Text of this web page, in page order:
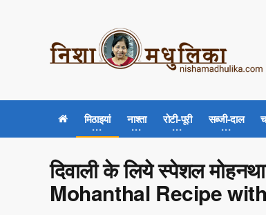
मिठाइयां नाश्ता रोटी-पूरी सब्जी-दाल
दिवाली के लिये स्पेशल
Mohanthal Recipe